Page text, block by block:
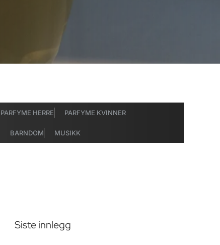
PARFYME HERRE PARFYME KVINNER
BARNDOM MUSIKK
Siste innlegg